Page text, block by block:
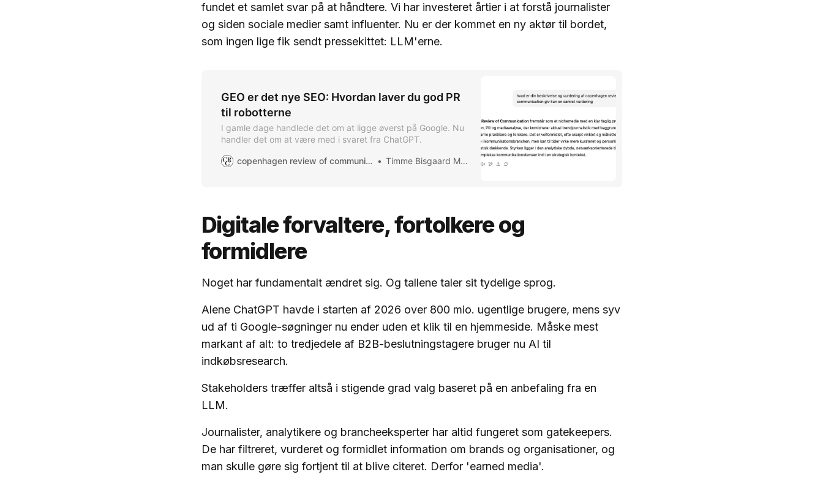
fundet et samlet svar på at håndtere. Vi har investeret årtier i at forstå journalister
og siden sociale medier samt influenter. Nu er der kommet en ny aktør til bordet,
som ingen lige fik sendt pressekittet: LLM'erne.
GEO er det nye SEO: Hvordan laver du god PR
til robotterne
I gamle dage handlede det om at ligge øverst på Google. Nu
handler det om at være med i svaret fra ChatGPT.
copenhagen review of communication Timme Bisgaard Munk
Digitale forvaltere, fortolkere og
formidlere
Noget har fundamentalt ændret sig. Og tallene taler sit tydelige sprog.
Alene ChatGPT havde i starten af 2026 over 800 mio. ugentlige brugere, mens syv
ud af ti Google-søgninger nu ender uden et klik til en hjemmeside. Måske mest
markant af alt: to tredjedele af B2B-beslutningstagere bruger nu AI til
indkøbsresearch.
Stakeholders træffer altså i stigende grad valg baseret på en anbefaling fra en
LLM.
Journalister, analytikere og brancheeksperter har altid fungeret som gatekeepers.
De har filtreret, vurderet og formidlet information om brands og organisationer, og
man skulle gøre sig fortjent til at blive citeret. Derfor 'earned media'.